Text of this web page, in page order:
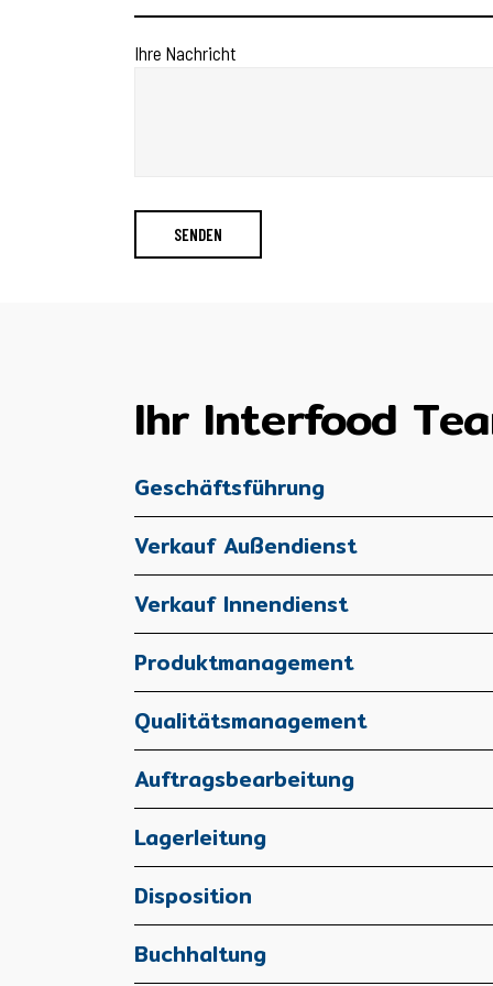
Ihre Nachricht
Ihr Interfood
Geschäftsführung
Verkauf Außendienst
Verkauf Innendienst
Produktmanagement
Qualitätsmanagement
Auftragsbearbeitung
Lagerleitung
Disposition
Buchhaltung